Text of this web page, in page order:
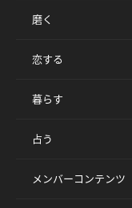
磨く
恋する
暮らす
占う
メンバーコンテンツ